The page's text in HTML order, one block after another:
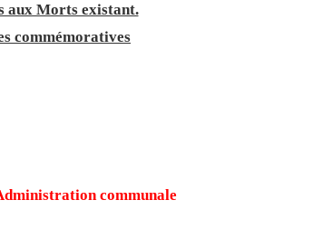
aux Morts existant.
commémoratives
communale